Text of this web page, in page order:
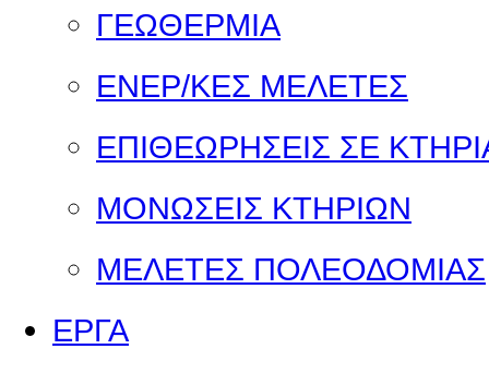
ΓΕΩΘΕΡΜΙΑ
ΕΝΕΡ/ΚΕΣ ΜΕΛΕΤΕΣ
ΕΠΙΘΕΩΡΗΣΕΙΣ ΣΕ
ΜΟΝΩΣΕΙΣ ΚΤΗΡΙΩΝ
ΜΕΛΕΤΕΣ ΠΟΛΕΟΔΟΜΙΑΣ
ΕΡΓΑ